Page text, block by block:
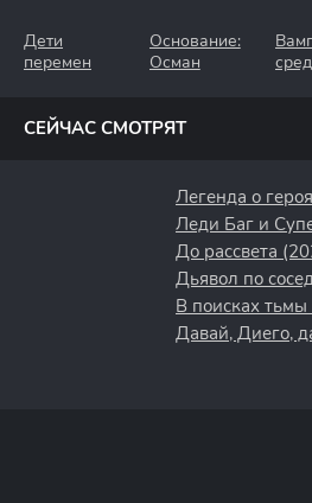
Дети
перемен
Основание:
Осман
СЕЙЧАС СМОТРЯТ
Легенда о
До рассвета
Дьявол по
Давай, Диего,